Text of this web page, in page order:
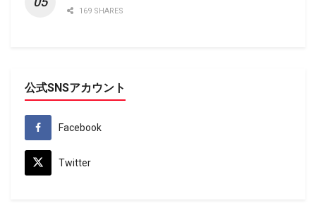
169 SHARES
公式SNSアカウント
Facebook
Twitter